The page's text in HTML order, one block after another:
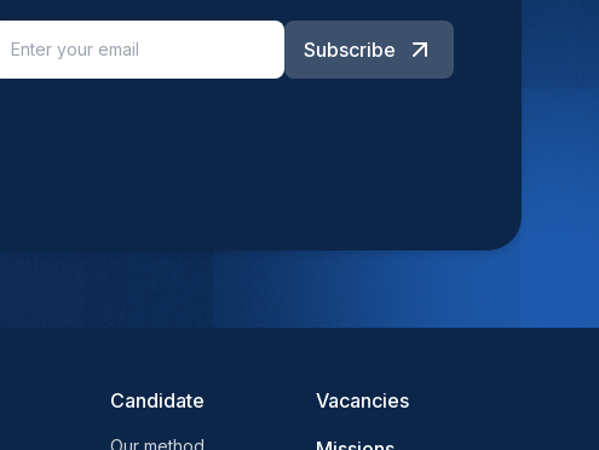
Subscribe
Candidate
Our method
Vacancies